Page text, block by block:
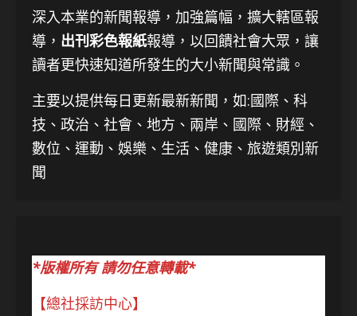
深入本業的新聞報導，加強篇幅，擴大轄區報
導， 出刊彩色報紙報導，以回饋社會大眾，讓
讀者更快速知道所發生的大小新聞與常識。
主要以提供每日更新最新新聞 ，如:國際、科
技、 政治、社會、地方、兩岸、國際、財經、
數位、運動、娛樂、生活、健康、旅遊類別新
聞
*版權所有 請勿任意轉載*
【總社採訪中心】